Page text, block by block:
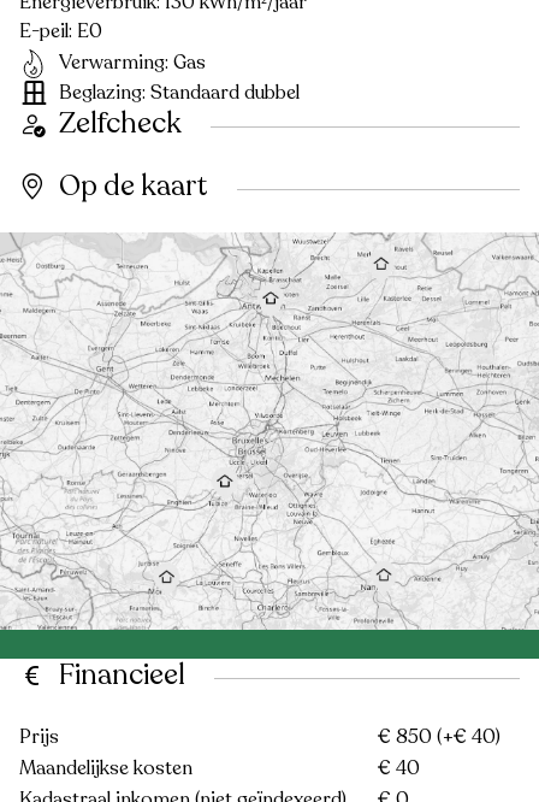
E-peil: E0
Verwarming: Gas
Beglazing: Standaard dubbel
Zelfcheck
Op de kaart
Financieel
Prijs € 850 (+€ 40)
Maandelijkse kosten
€ 40